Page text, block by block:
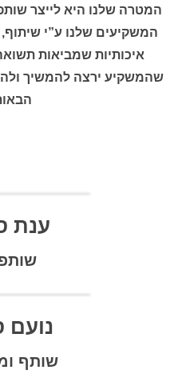
המטרה שלנו היא לייצר
המשקיעים שלנו ע”י
איכותיות שמביאות
שהמשקיע ירצה להמשיך
ענת
נועם
שותף